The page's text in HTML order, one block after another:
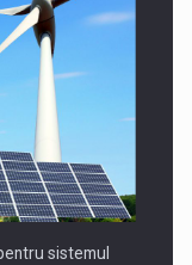
sistemul